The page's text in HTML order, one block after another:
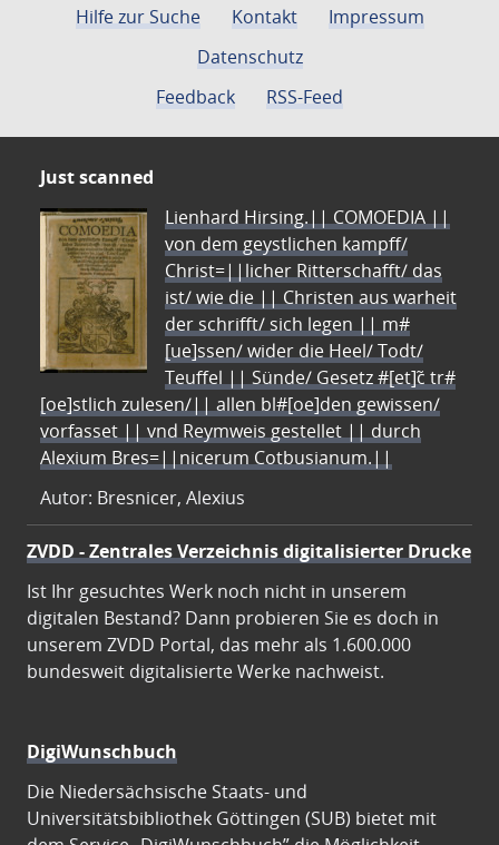
Hilfe zur Suche Kontakt
Impressum
Datenschutz
Feedback
RSS-Feed
Just scanned
Lienhard Hirsing.|| COMOEDIA ||
von dem geystlichen kampff/
Christ=||licher Ritterschafft/ das
ist/ wie die || Christen aus warheit
der schrifft/ sich legen || m#
[ue]ssen/ wider die Heel/ Todt/
Teuffel || Sünde/ Gesetz #[et]c̃ tr#
[oe]stlich zulesen/|| allen bl#[oe]den gewissen/
vorfasset || vnd Reymweis gestellet || durch
Alexium Bres=||nicerum Cotbusianum.||
Autor: Bresnicer, Alexius
ZVDD - Zentrales Verzeichnis digitalisierter Drucke
Ist Ihr gesuchtes Werk noch nicht in unserem
digitalen Bestand? Dann probieren Sie es doch in
unserem ZVDD Portal, das mehr als 1.600.000
bundesweit digitalisierte Werke nachweist.
DigiWunschbuch
Die Niedersächsische Staats- und
Universitätsbibliothek Göttingen (SUB) bietet mit